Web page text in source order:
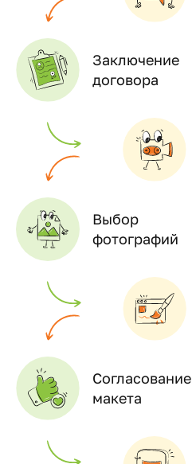
Заключение
договора
Выбор
фотографий
Согласование
макета